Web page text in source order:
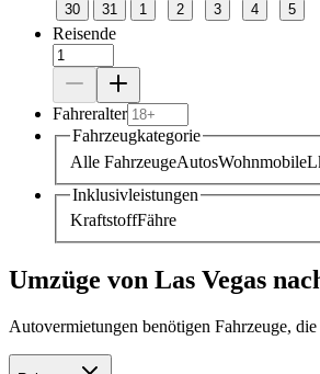
30
31 1 2 3 4 5
Reisende
Fahreralter
Fahrzeugkategorie
Alle FahrzeugeAutosWohnmobile
Inklusivleistungen
KraftstoffFähre
Umzüge von Las Vegas
Autovermietungen benötigen Fahrzeuge,